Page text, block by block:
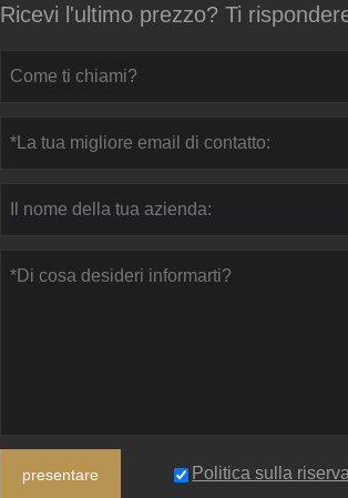
Ricevi l'ultimo prezzo? Ti
presentare Politica sulla